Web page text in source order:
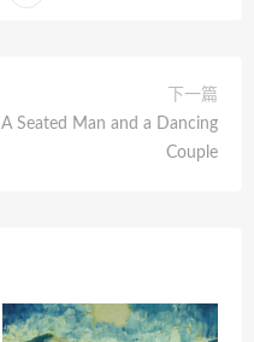
下一篇
A Seated Man and a Dancing
Couple